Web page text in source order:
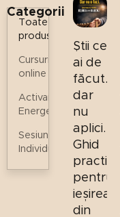
Categorii
Toate
produsele
Cursuri
online
Activari
Energetice
Sesiuni
Individuale
Știi ce
ai de
făcut...
dar
nu
aplici.
Ghid
practic
pentru
ieșirea
din